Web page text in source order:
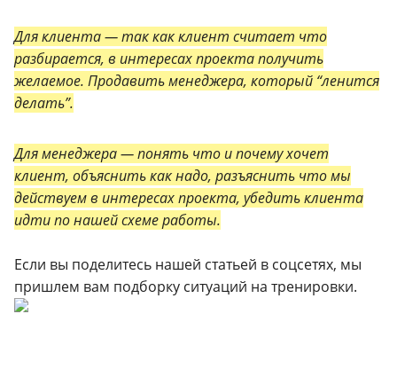
Для клиента — так как клиент считает что
разбирается, в интересах проекта получить
желаемое. Продавить менеджера, который “ленится
делать”.
Для менеджера — понять что и почему хочет
клиент, объяснить как надо, разъяснить что мы
действуем в интересах проекта, убедить клиента
идти по нашей схеме работы.
Если вы поделитесь нашей статьей в соцсетях, мы
пришлем вам подборку ситуаций на тренировки.